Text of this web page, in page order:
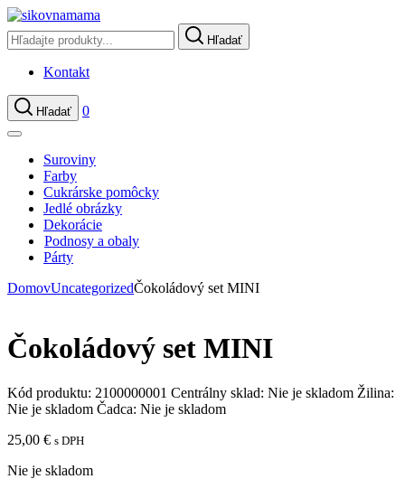
Hľadať
Kontakt
Hľadať 0
Suroviny
Farby
Cukrárske pomôcky
Jedlé obrázky
Dekorácie
Podnosy a obaly
Párty
DomovUncategorizedČokoládový set MINI
Čokoládový set MINI
Kód produktu: 2100000001 Centrálny sklad: Nie je skladom Žilina:
Nie je skladom Čadca: Nie je skladom
25,00 € s DPH
Nie je skladom